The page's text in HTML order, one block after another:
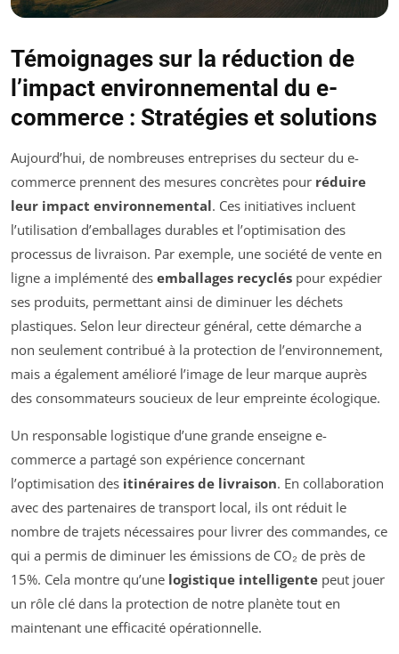
Témoignages sur la réduction de
l’impact environnemental du e-
commerce : Stratégies et solutions
Aujourd’hui, de nombreuses entreprises du secteur du e-
commerce prennent des mesures concrètes pour réduire
leur impact environnemental. Ces initiatives incluent
l’utilisation d’emballages durables et l’optimisation des
processus de livraison. Par exemple, une société de vente en
ligne a implémenté des emballages recyclés pour expédier
ses produits, permettant ainsi de diminuer les déchets
plastiques. Selon leur directeur général, cette démarche a
non seulement contribué à la protection de l’environnement,
mais a également amélioré l’image de leur marque auprès
des consommateurs soucieux de leur empreinte écologique.
Un responsable logistique d’une grande enseigne e-
commerce a partagé son expérience concernant
l’optimisation des itinéraires de livraison. En collaboration
avec des partenaires de transport local, ils ont réduit le
nombre de trajets nécessaires pour livrer des commandes, ce
qui a permis de diminuer les émissions de CO₂ de près de
15%. Cela montre qu’une logistique intelligente peut jouer
un rôle clé dans la protection de notre planète tout en
maintenant une efficacité opérationnelle.